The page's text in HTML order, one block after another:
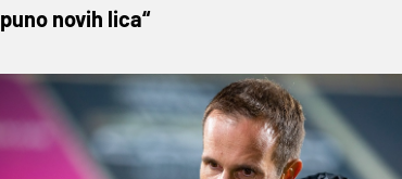
puno novih lica“